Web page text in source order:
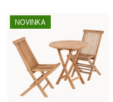
Výpis produktov
NOVINKA